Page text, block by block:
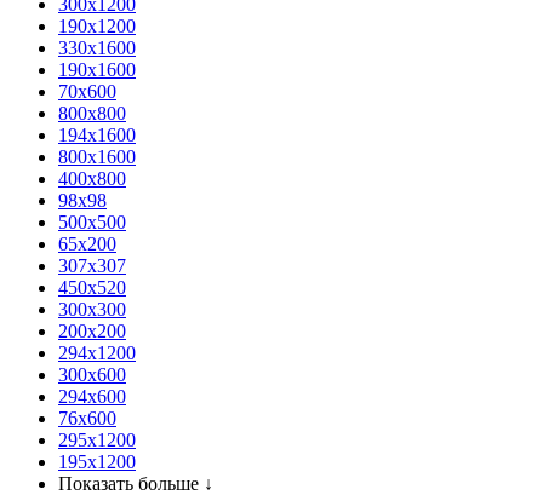
300x1200
190x1200
330x1600
190x1600
70x600
800x800
194x1600
800x1600
400х800
98x98
500x500
65x200
307x307
450x520
300x300
200x200
294x1200
300x600
294x600
76х600
295х1200
195х1200
Показать больше ↓